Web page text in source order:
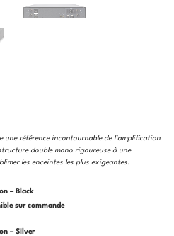
une référence incontournable de l’amplification
double mono rigoureuse à une
les enceintes les plus exigeantes.
– Black
sur commande
– Silver